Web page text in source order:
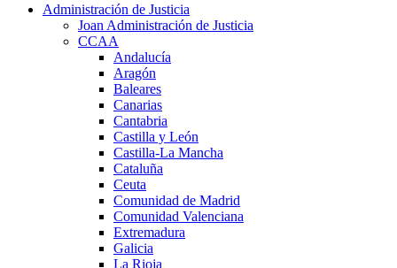
Administración de Justicia
Joan Administración de Justicia
CCAA
Andalucía
Aragón
Baleares
Canarias
Cantabria
Castilla y León
Castilla-La Mancha
Cataluña
Ceuta
Comunidad de Madrid
Comunidad Valenciana
Extremadura
Galicia
La Rioja